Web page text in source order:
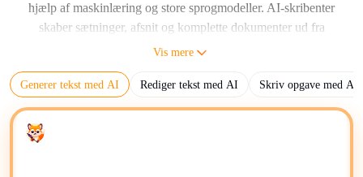
hjælp af maskinlæring og store sprogmodeller. AI-skribenter
skaber sætninger, afsnit og komplette dokumenter ud fra
brugerinstruktioner ved hjælp af store sprogmodeller (LLMs)
menneskelæselig tekst baseret på input-prompts, algoritmer og
træningsdata. Den primære funktion af AI-skribenter er at
automatisere indholdsproduktion til forskellige skriftlige
formater, herunder blogs, artikler, opslag på sociale medier og
Vis mere
Generer tekst med AI Rediger tekst med AI Skriv opgave med AI